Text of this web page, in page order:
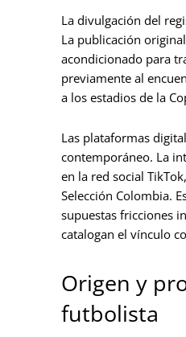
La divulgación del
La publicación
acondicionado para
previamente al
a los estadios de la
Las plataformas
contemporáneo. La
en la red social
Selección Colombia.
supuestas fricciones
catalogan el vínculo
Origen y
futbolista